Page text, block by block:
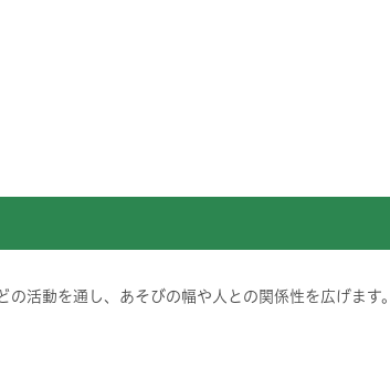
活動を通し、あそびの幅や人との関係性を広げます。